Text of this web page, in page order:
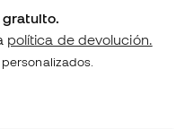
política de devolución.